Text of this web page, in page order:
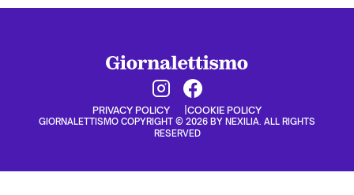
PRIVACY POLICY COOKIE POLICY
GIORNALETTISMO COPYRIGHT © 2026 BY NEXILIA. ALL RIGHTS
RESERVED